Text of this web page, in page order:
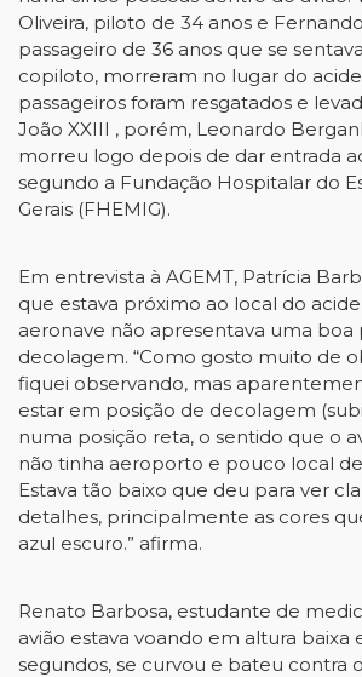
Oliveira, piloto de 34 anos e
passageiro de 36 anos que se
copiloto, morreram no lugar do
passageiros foram resgatados e
João XXIII , porém, Leonardo
morreu logo depois de dar entrada
segundo a Fundação Hospitalar do
Gerais (FHEMIG).
Em entrevista à AGEMT, Patrícia
que estava próximo ao local do
aeronave não apresentava uma boa
decolagem. “Como gosto muito de
fiquei observando, mas
estar em posição de decolagem
numa posição reta, o sentido que o
não tinha aeroporto e pouco local
Estava tão baixo que deu para ver
detalhes, principalmente as cores
azul escuro.” afirma.
Renato Barbosa, estudante de
avião estava voando em altura baixa
segundos, se curvou e bateu contra